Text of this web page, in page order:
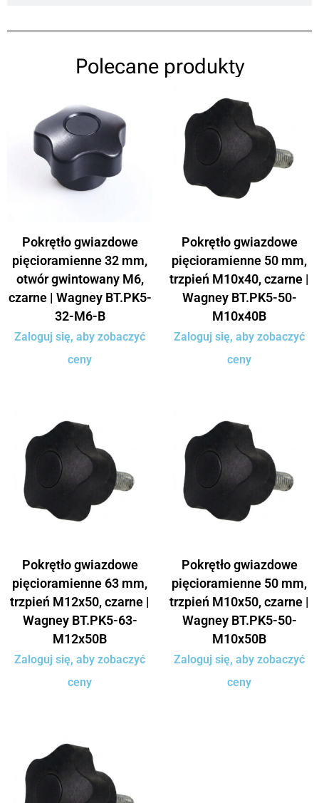
Polecane produkty
Pokrętło gwiazdowe
pięcioramienne 32 mm,
otwór gwintowany M6,
czarne | Wagney BT.PK5-
32-M6-B
Zaloguj się, aby zobaczyć
ceny
Pokrętło gwiazdowe
pięcioramienne 50 mm,
trzpień M10x40, czarne |
Wagney BT.PK5-50-
M10x40B
Zaloguj się, aby zobaczyć
ceny
Pokrętło gwiazdowe
pięcioramienne 63 mm,
trzpień M12x50, czarne |
Wagney BT.PK5-63-
M12x50B
Zaloguj się, aby zobaczyć
ceny
Pokrętło gwiazdowe
pięcioramienne 50 mm,
trzpień M10x50, czarne |
Wagney BT.PK5-50-
M10x50B
Zaloguj się, aby zobaczyć
ceny